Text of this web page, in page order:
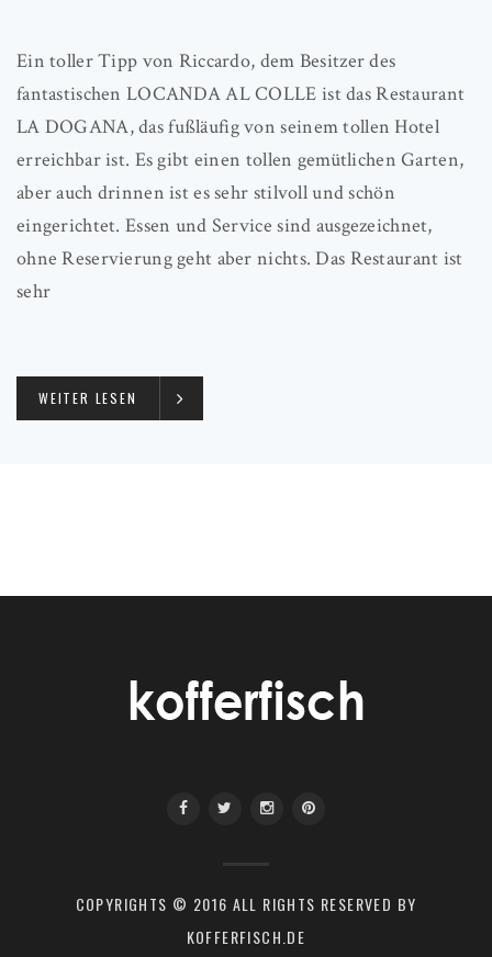
Ein toller Tipp von Riccardo, dem Besitzer des
fantastischen LOCANDA AL COLLE ist das Restaurant
LA DOGANA, das fußläufig von seinem tollen Hotel
erreichbar ist. Es gibt einen tollen gemütlichen Garten,
aber auch drinnen ist es sehr stilvoll und schön
eingerichtet. Essen und Service sind ausgezeichnet,
ohne Reservierung geht aber nichts. Das Restaurant ist
sehr
WEITER LESEN
COPYRIGHTS © 2016 ALL RIGHTS RESERVED BY
KOFFERFISCH.DE